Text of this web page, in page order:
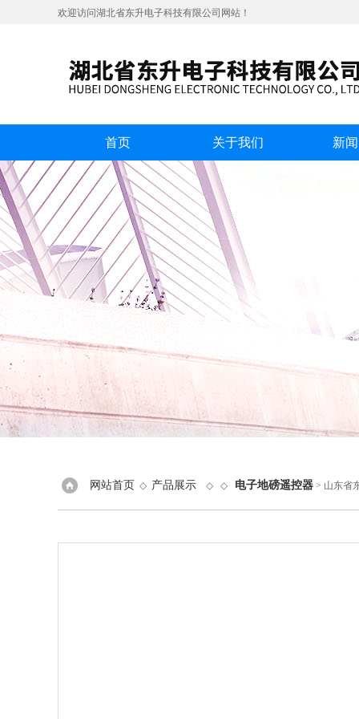
欢迎访问湖北省东升电子科技有限公司网站！
首页 关于我们 新
网站首页 ◇ 产品展示 ◇ ◇ 电子地磅遥控器 > 山东省